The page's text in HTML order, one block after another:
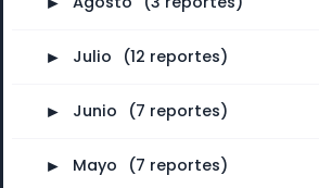
► Julio (12 reportes)
► Junio (7 reportes)
► Mayo (7 reportes)